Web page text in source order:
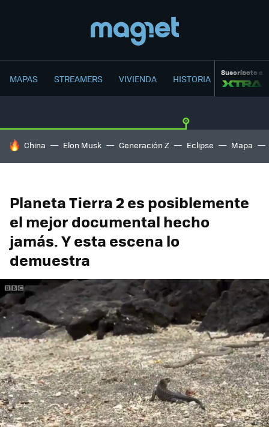
MAPAS STREAMERS VIVIENDA HISTORIA Suscríbete a
HOY SE HABLA DE
China Elon Musk Generación Z Eclipse Mapa
Planeta Tierra 2 es posiblemente
el mejor documental hecho
jamás. Y esta escena lo
demuestra